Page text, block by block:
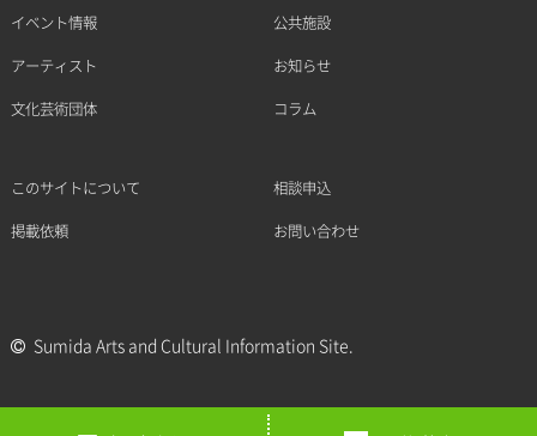
イベント情報
アーティスト
文化芸術団体
公共施設
お知らせ
コラム
このサイトについて
掲載依頼
相談申込
お問い合わせ
Sumida Arts and Cultural Information Site.